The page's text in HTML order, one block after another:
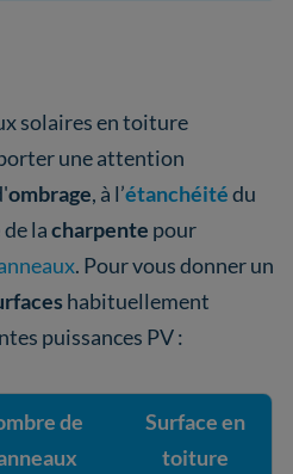
solaires en toiture
une attention
ombrage, à l’étanchéitédu
de lacharpente pour
. Pour vous donner un
habituellement
puissances PV :
de
Surface en
toiture